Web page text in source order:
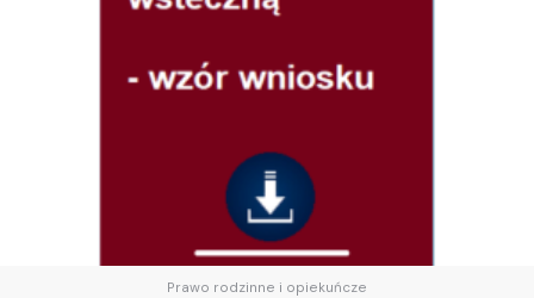
Prawo rodzinne i opiekuńcze